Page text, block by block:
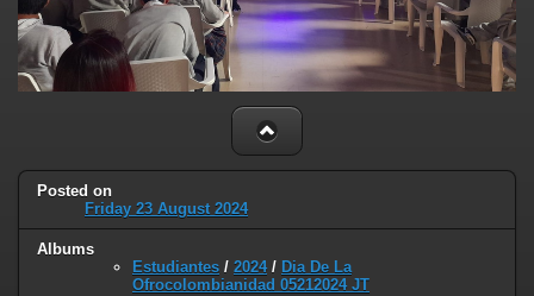
Posted on
Friday 23 August 2024
Albums
Estudiantes / 2024/ Dia De La
Ofrocolombianidad 05212024 JT